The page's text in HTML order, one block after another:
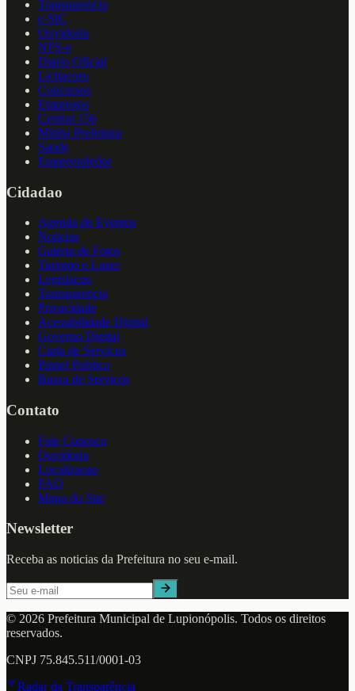
Transparencia
e-SIC
Ouvidoria
NFS-e
Diario Oficial
Licitacoes
Concursos
Empregos
Central 156
Minha Prefeitura
Saude
Empreendedor
Cidadao
Agenda de Eventos
Noticias
Galeria de Fotos
Turismo e Lazer
Legislacao
Transparencia
Privacidade
Acessibilidade Digital
Governo Digital
Carta de Servicos
Painel Publico
Busca de Servicos
Contato
Fale Conosco
Ouvidoria
Localizacao
FAQ
Mapa do Site
Newsletter
Receba as noticias da Prefeitura no seu e-mail.
© 2026 Prefeitura Municipal de Lupionópolis. Todos os direitos
reservados.
CNPJ 75.845.511/0001-03
Radar da Transparência